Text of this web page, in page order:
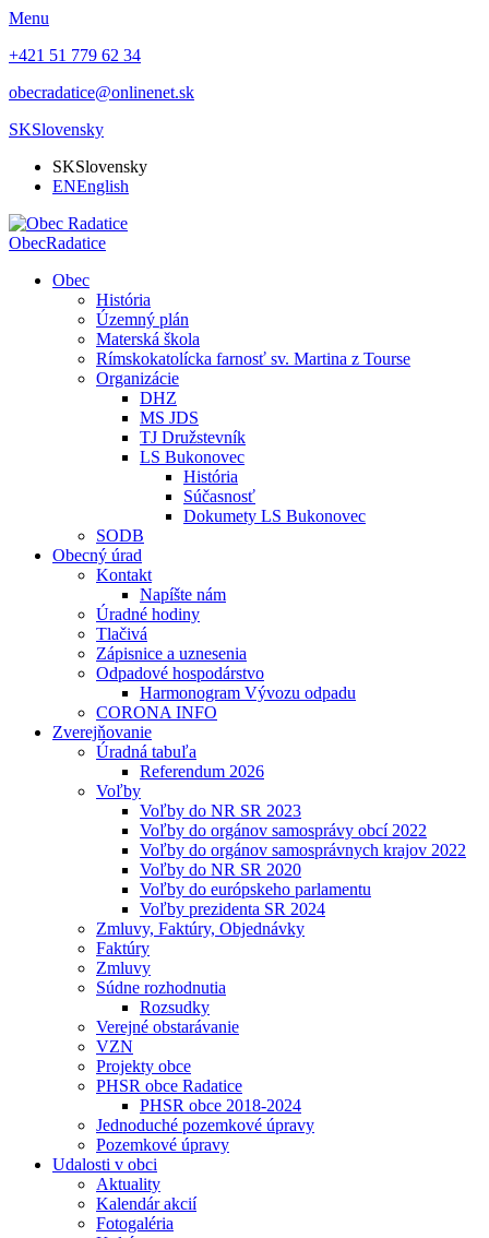
Menu
+421 51 779 62 34
obecradatice@onlinenet.sk
SKSlovensky
SKSlovensky
ENEnglish
ObecRadatice
Obec
História
Územný plán
Materská škola
Rímskokatolícka farnosť sv. Martina z Tourse
Organizácie
DHZ
MS JDS
TJ Družstevník
LS Bukonovec
História
Súčasnosť
Dokumety LS Bukonovec
SODB
Obecný úrad
Kontakt
Napíšte nám
Úradné hodiny
Tlačivá
Zápisnice a uznesenia
Odpadové hospodárstvo
Harmonogram Vývozu odpadu
CORONA INFO
Zverejňovanie
Úradná tabuľa
Referendum 2026
Voľby
Voľby do NR SR 2023
Voľby do orgánov samosprávy obcí 2022
Voľby do orgánov samosprávnych krajov 2022
Voľby do NR SR 2020
Voľby do európskeho parlamentu
Voľby prezidenta SR 2024
Zmluvy, Faktúry, Objednávky
Faktúry
Zmluvy
Súdne rozhodnutia
Rozsudky
Verejné obstarávanie
VZN
Projekty obce
PHSR obce Radatice
PHSR obce 2018-2024
Jednoduché pozemkové úpravy
Pozemkové úpravy
Udalosti v obci
Aktuality
Kalendár akcií
Fotogaléria